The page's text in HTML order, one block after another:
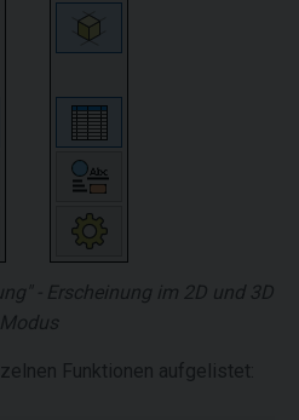
- Erscheinung im 2D und 3D
Modus
Funktionen aufgelistet: